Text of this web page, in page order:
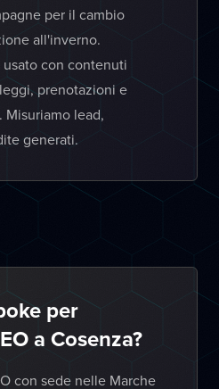
per il cambio
all'inverno.
con contenuti
prenotazioni e
Misuriamo lead,
generati.
per
a Cosenza?
con sede nelle Marche